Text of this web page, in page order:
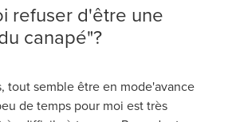
refuser d'être une
canapé"?
tout semble être en mode'avance
de temps pour moi est très